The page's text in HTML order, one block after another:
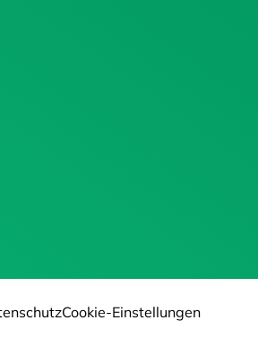
Cookie-Einstellungen